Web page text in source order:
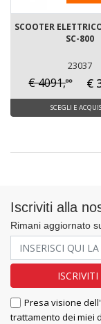
SCOOTER
SC-800
23037
€ 4091,80 €
SCEGLI E
Iscriviti alla
Rimani aggiornato
Presa visione dell'
trattamento dei miei